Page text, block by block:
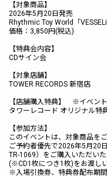
【対象商品】
2026年5月20日発売
Rhythmic Toy World「
価格：3,850円(税込)
【特典会内容】
CDサイン会
【対象店舗】
TOWER RECORDS 新宿店
【店舗購入特典】 ※イベン
タワーレコード オリジナル特
【参加方法】
このイベントは、対象商品を
ご予約者優先で2026年5月20
TR-1069）をご購入いただい
(※CD1枚につき1枚)をお渡しい
※入場引換券、特典券配布期